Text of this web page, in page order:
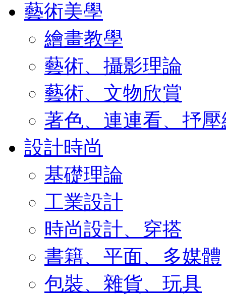
藝術美學
繪畫教學
藝術、攝影理論
藝術、文物欣賞
著色、連連看、抒
設計時尚
基礎理論
工業設計
時尚設計、穿搭
書籍、平面、多媒體
包裝、雜貨、玩具